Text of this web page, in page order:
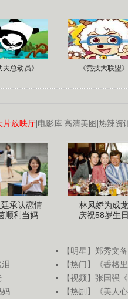
夫总动员》 《竞技大联盟》
片放映厅|电影库|高清美图 |热辣资
承认恋情
顺利当妈
林凤娇为成龙
庆祝58岁生
【明星】郑秀文
泪
【热门】《香格
【视频】张国强
妈
【热剧】《美人